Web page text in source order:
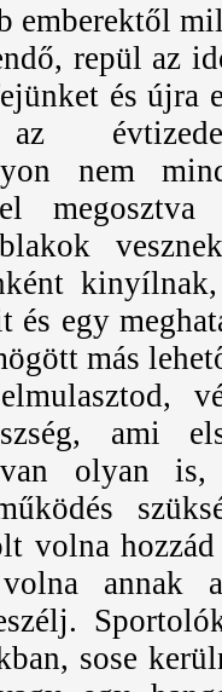
emberektől
repül az
és újra
nem
kinyílnak,
és egy
más
ami
olyan is,
volna hozzád
annak
sose